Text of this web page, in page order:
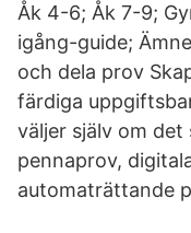
Åk 4-6; Åk 7-9;
igång-guide;
och dela prov
färdiga
väljer själv om
pennaprov,
automaträttande